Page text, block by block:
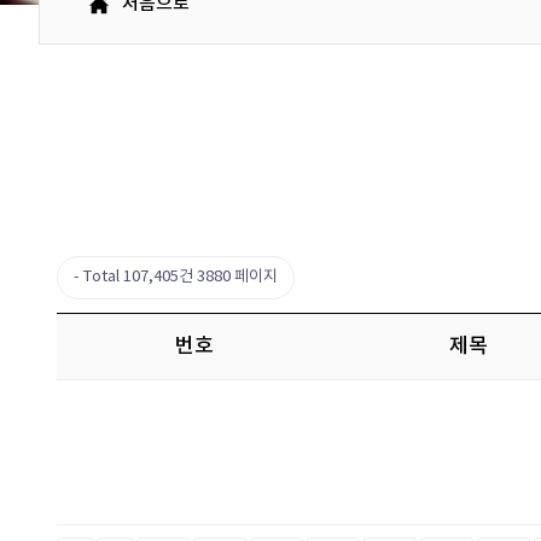
처음으로
Total 107,405건 3880 페이지
번호 제목